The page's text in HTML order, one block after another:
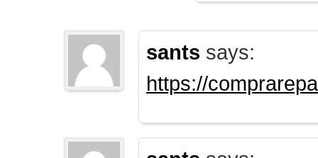
sants says:
https://